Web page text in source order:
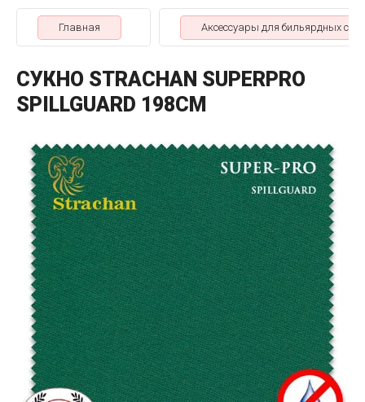
Главная Аксессуары для бильярдных
СУКНО STRACHAN SUPERPRO
SPILLGUARD 198СМ